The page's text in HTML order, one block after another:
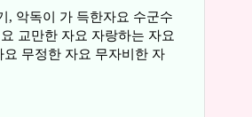
, 악독이 가 득한자요 수군수
교만한 자요 자랑하는 자요
무정한 자요 무자비한 자